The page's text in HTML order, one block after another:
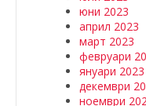
юни 2023
април 2023
март 2023
февруари
януари 2023
декември
ноември